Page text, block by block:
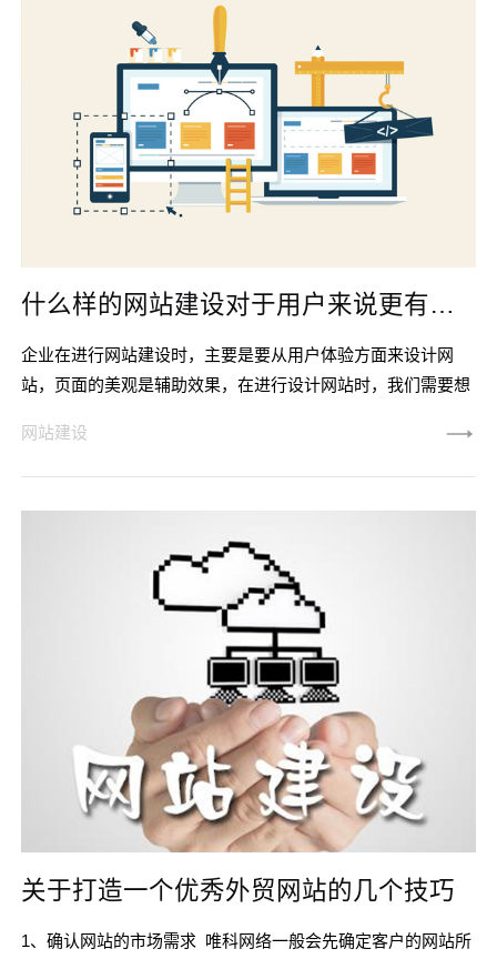
什么样的网站建设对于用户来说更有吸引力
企业在进行网站建设时，主要是要从用户体验方面来设计网
站，页面的美观是辅助效果，在进行设计网站时，我们需要想
我们建设网站的目的。那么，怎么样设计网站会更有吸引力
呢？1、网站设计时根据市场进行设计当你的网站是外贸网
的设计风格，保持相应的色彩搭
网站建设
关于打造一个优秀外贸网站的几个技巧
1、确认网站的市场需求 唯科网络一般会先确定客户的网站所